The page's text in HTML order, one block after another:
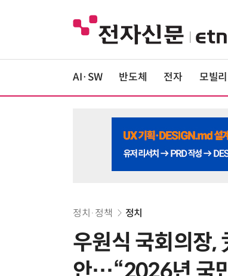
AI·SW 반도체 전자 모빌리
정치·정책 정치
우원식 국회의장,